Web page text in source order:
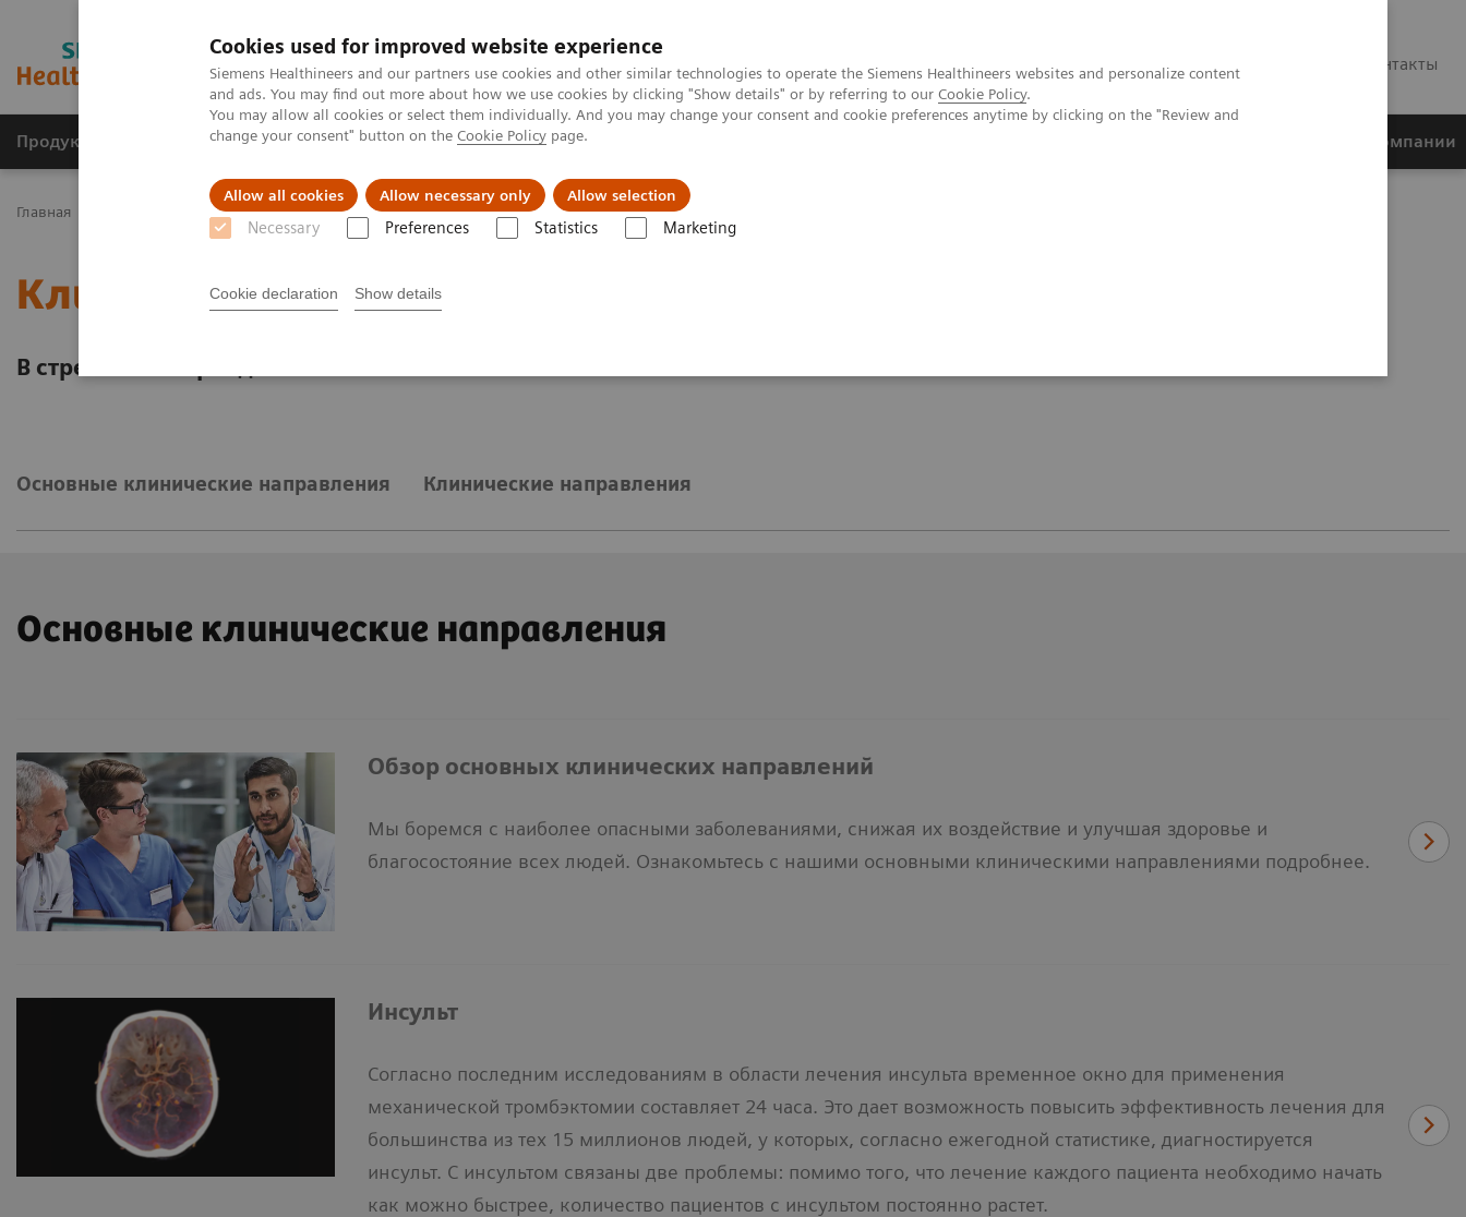
Cookies used for improved website experience
Siemens Healthineers and our partners use cookies and other similar technologies to operate the Siemens Healthineers websites and personalize content
and ads. You may find out more about how we use cookies by clicking "Show details" or by referring to our Cookie Policy.
You may allow all cookies or select them individually. And you may change your consent and cookie preferences anytime by clicking on the "Review and
change your consent" button on the Cookie Policy page.
Allow all cookies Allow necessary only Allow selection
Necessary Preferences Statistics Marketing
Cookie declaration Show details
Контакты
Продукты и решения Клинические направления О компании
Главная Клинические направления
Клинические направления
В стремлении преодолеть самые опасные заболевания
Основные клинические направления Клинические направления
Основные клинические направления
Обзор основных клинических направлений
Мы боремся с наиболее опасными заболеваниями, снижая их воздействие и улучшая здоровье и
благосостояние всех людей. Ознакомьтесь с нашими основными клиническими направлениями подробнее.
Инсульт
Согласно последним исследованиям в области лечения инсульта временное окно для применения
механической тромбэктомии составляет 24 часа. Это дает возможность повысить эффективность лечения для
большинства из тех 15 миллионов людей, у которых, согласно ежегодной статистике, диагностируется
инсульт. С инсультом связаны две проблемы: помимо того, что лечение каждого пациента необходимо начать
как можно быстрее, количество пациентов с инсультом постоянно растет.